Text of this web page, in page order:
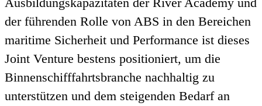
der führenden Rolle von ABS in den Bereichen
maritime Sicherheit und Performance ist dieses
Joint Venture bestens positioniert, um die
Binnenschifffahrtsbranche nachhaltig zu
unterstützen und dem steigenden Bedarf an